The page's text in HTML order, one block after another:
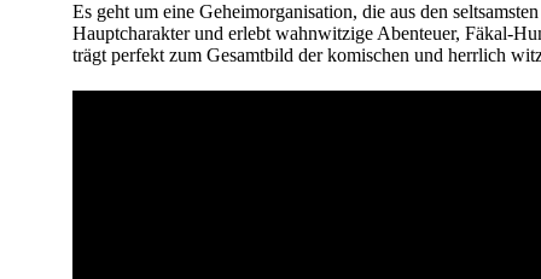
Es geht um eine Geheimorganisation, die aus den
Hauptcharakter und erlebt wahnwitzige Abenteuer, Fäkal-
trägt perfekt zum Gesamtbild der komischen und herrlich